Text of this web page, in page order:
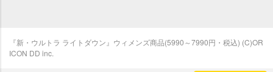
『新・ウルトラ ライトダウン』ウィメンズ商品(5990～7990円・税込) (C)OR
ICON DD inc.